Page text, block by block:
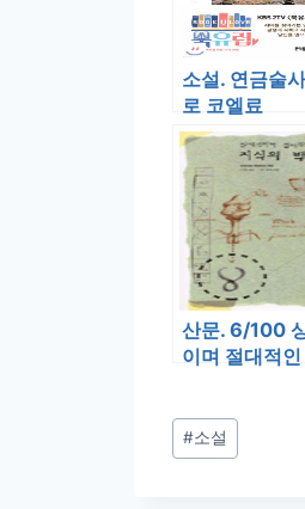
소설. 연금술
로 코엘료
산문. 6/100
이며 절대적인
Post
Tags:
#소설